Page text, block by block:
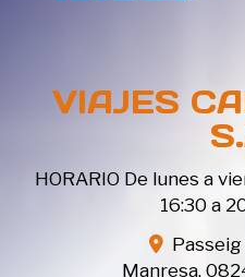
VIAJES
HORARIO De lunes a
16:30 a
Passeig
Manresa,